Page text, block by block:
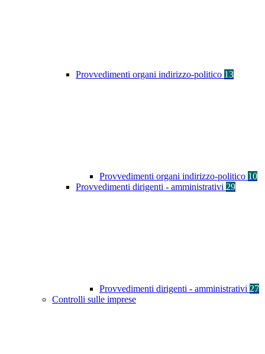
Provvedimenti organi indirizzo-politico 13
Provvedimenti organi indirizzo-politico 10
Provvedimenti dirigenti - amministrativi 29
Provvedimenti dirigenti - amministrativi 27
Controlli sulle imprese